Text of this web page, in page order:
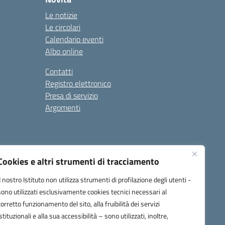
e altri strumenti di tracciamento
nostro Istituto non utilizza strumenti di profilazione degli utenti -
utilizzati esclusivamente cookies tecnici necessari al
funzionamento del sito, alla fruibilità dei servizi
e alla sua accessibilità – sono utilizzati, inoltre,
Le notizie
Le circolari
Calendario eventi
Albo online
Contatti
Registro elettronico
Presa di servizio
Argomenti